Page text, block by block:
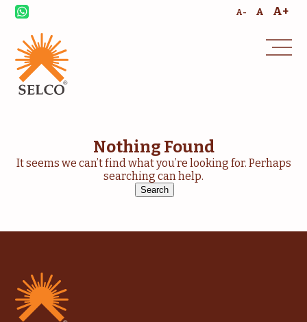
A- A A+
Nothing Found
It seems we can’t find what you’re looking for. Perhaps
searching can help.
Search
for: